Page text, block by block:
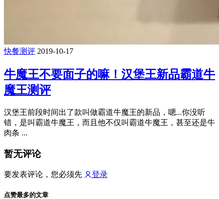
快餐测评 2019-10-17
牛魔王不要面子的嘛！汉堡王新品霸道牛
魔王测评
汉堡王前段时间出了款叫做霸道牛魔王的新品，嗯...你没听
错，是叫霸道牛魔王，而且他不仅叫霸道牛魔王，甚至还是牛
肉条 ...
暂无评论
要发表评论，您必须先 登录
点赞最多的文章